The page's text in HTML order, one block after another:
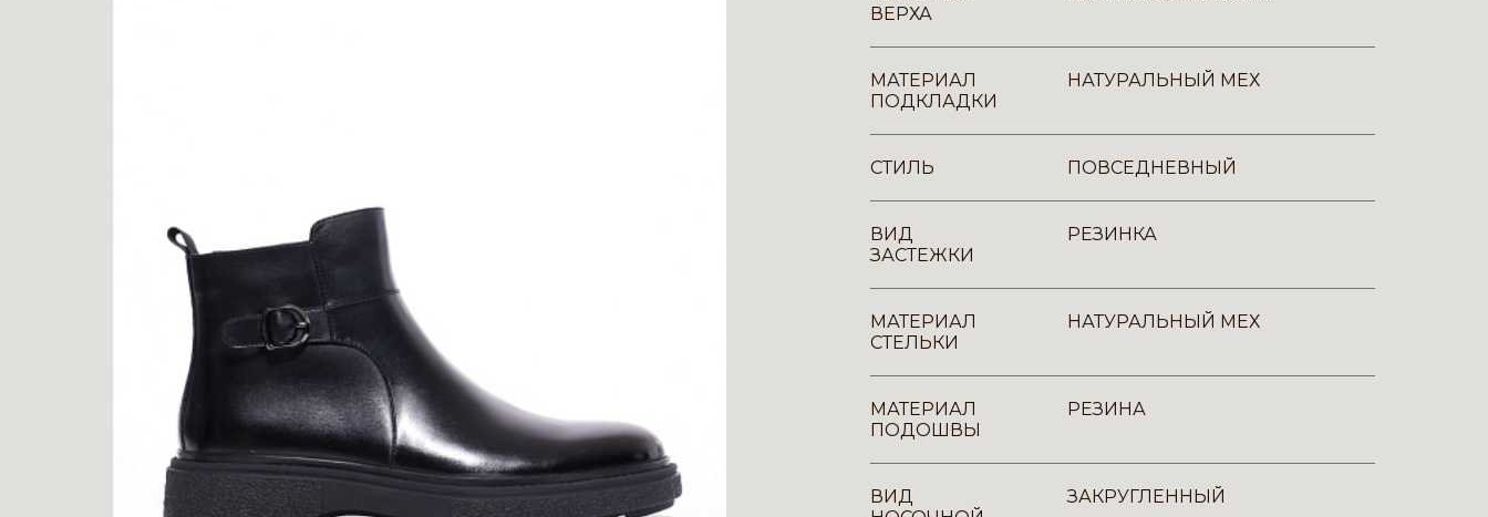
ВЕРХА
МАТЕРИАЛ
ПОДКЛАДКИ
НАТУРАЛЬНЫЙ МЕХ
СТИЛЬ ПОВСЕДНЕВНЫЙ
ВИД
ЗАСТЕЖКИ
РЕЗИНКА
МАТЕРИАЛ
СТЕЛЬКИ
НАТУРАЛЬНЫЙ МЕХ
МАТЕРИАЛ
ПОДОШВЫ
РЕЗИНА
ВИД
ЗАКРУГЛЕННЫЙ